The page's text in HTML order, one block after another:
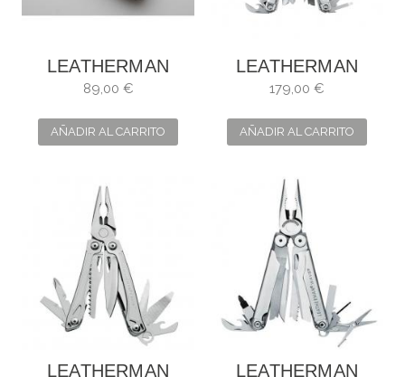
LEATHERMAN
WINGMAN
89,00 €
AÑADIR AL CARRITO
LEATHERMAN
SURGE FUNDA
179,00 €
AÑADIR AL CARRITO
LEATHERMAN
LEATHERMAN